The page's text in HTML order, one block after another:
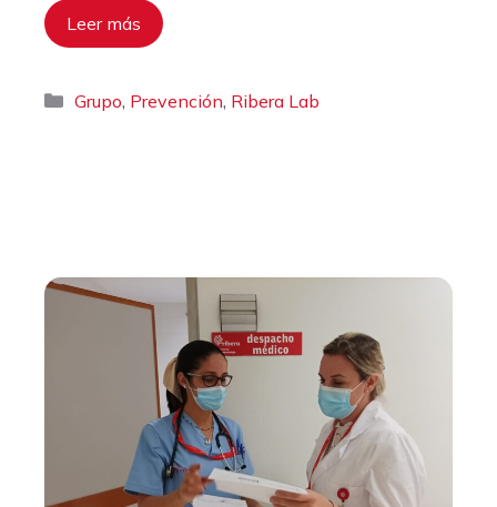
Leer más
Categorías
Grupo, Prevención, Ribera Lab